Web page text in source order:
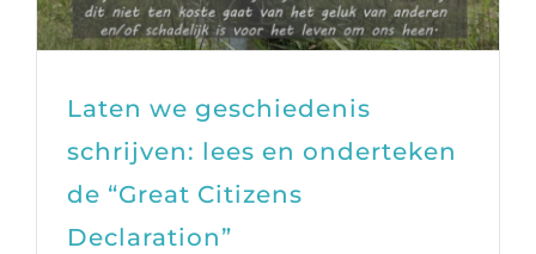
Laten we geschiedenis
schrijven: lees en onderteken
de “Great Citizens
Declaration”